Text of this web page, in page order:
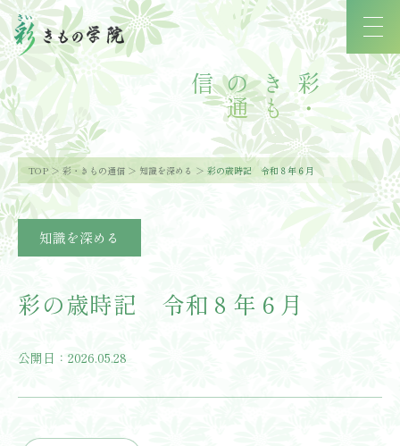
彩
・
き
も
の
通
信
TOP 彩・きもの通信 知識を深める 彩の歳時記 令和８年６月
知識を深める
彩の歳時記 令和８年６月
公開日：2026.05.28